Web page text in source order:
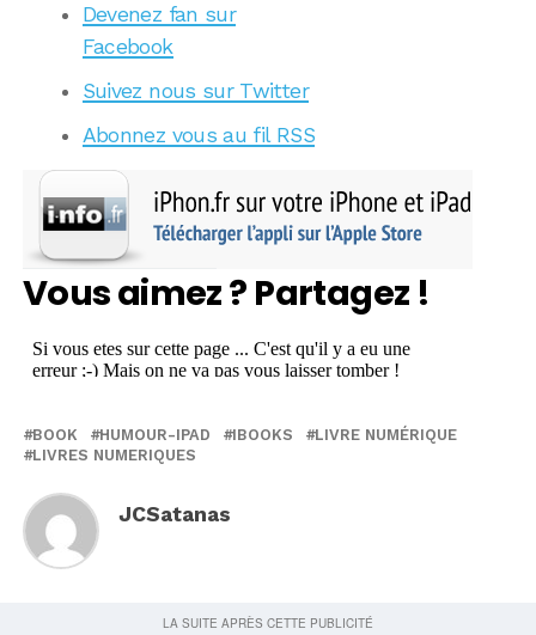
Devenez fan sur
Facebook
Suivez nous sur Twitter
Abonnez vous au fil RSS
Vous aimez ? Partagez !
BOOK HUMOUR-IPAD IBOOKS
LIVRE NUMÉRIQUE
LIVRES NUMERIQUES
JCSatanas